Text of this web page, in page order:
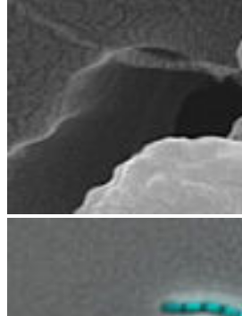
Aktuelles
Ausstellung
Kunst und Forschung
Umwandlungsprozessen
Zum Thema marine
Malerei, Word Art und eine Videoarbeit
Irena Beidler
PhD thesis summa cum